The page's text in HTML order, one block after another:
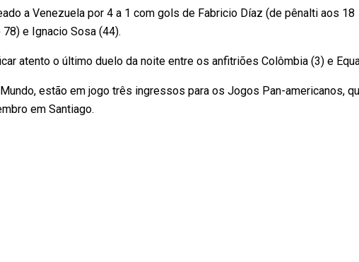
a Venezuela por 4 a 1 com gols de Fabricio Díaz (de pênalti aos 18
e Ignacio Sosa (44).
atento o último duelo da noite entre os anfitriões Colômbia (3) e
estão em jogo três ingressos para os Jogos Pan-americanos,
em Santiago.